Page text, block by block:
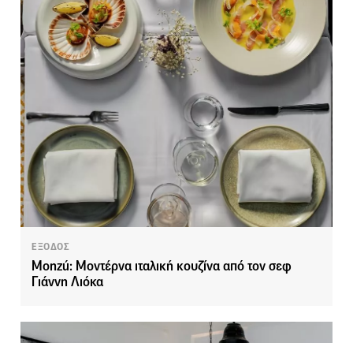
ΕΞΟΔΟΣ
Monzú: Μοντέρνα ιταλική κουζίνα από τον σεφ
Γιάννη Λιόκα